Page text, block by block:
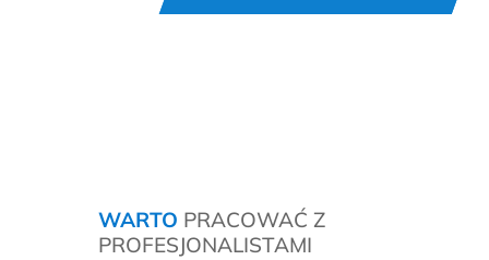
WARTO PRACOWAĆ Z
PROFESJONALISTAMI